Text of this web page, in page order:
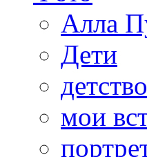
Алла
Дети
детство
мои